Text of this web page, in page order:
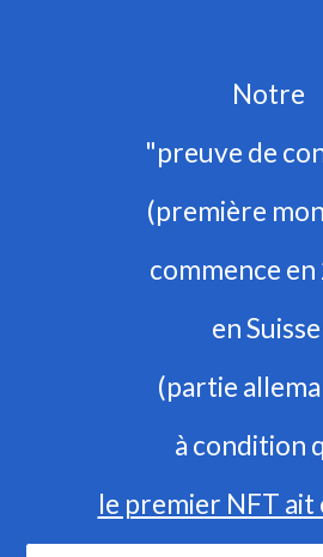
Notre
"preuve de
(première
commence en
en Suisse
(partie
à condition
le premier NFT ait